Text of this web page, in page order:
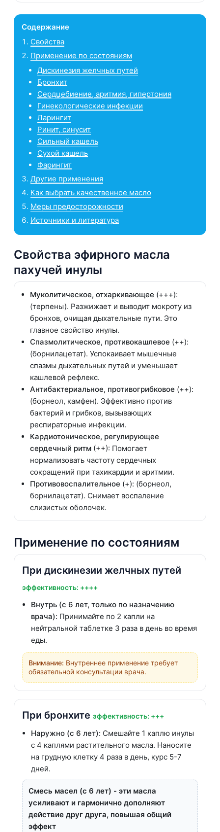
Содержание
Свойства
Применение по состояниям
Дискинезия желчных путей
Бронхит
Сердцебиение, аритмия, гипертония
Гинекологические инфекции
Ларингит
Ринит, синусит
Сильный кашель
Сухой кашель
Фарингит
Другие применения
Как выбрать качественное масло
Меры предосторожности
Источники и литература
Свойства эфирного масла
пахучей инулы
Муколитическое, отхаркивающее (+++):
(терпены). Разжижает и выводит мокроту из
бронхов, очищая дыхательные пути. Это
главное свойство инулы.
Спазмолитическое, противокашлевое (++):
(борнилацетат). Успокаивает мышечные
спазмы дыхательных путей и уменьшает
кашлевой рефлекс.
Антибактериальное, противогрибковое (++):
(борнеол, камфен). Эффективно против
бактерий и грибков, вызывающих
респираторные инфекции.
Кардиотоническое, регулирующее
сердечный ритм (++): Помогает
нормализовать частоту сердечных
сокращений при тахикардии и аритмии.
Противовоспалительное (+): (борнеол,
борнилацетат). Снимает воспаление
слизистых оболочек.
Применение по состояниям
При дискинезии желчных путей
эффективность: ++++
Внутрь (с 6 лет, только по назначению
врача): Принимайте по 2 капли на
нейтральной таблетке 3 раза в день во время
еды.
Внимание: Внутреннее применение требует
обязательной консультации врача.
При бронхите эффективность: +++
Наружно (с 6 лет): Смешайте 1 каплю инулы
с 4 каплями растительного масла. Наносите
на грудную клетку 4 раза в день, курс 5-7
дней.
Смесь масел (с 6 лет) - эти масла
усиливают и гармонично дополняют
действие друг друга, повышая общий
эффект